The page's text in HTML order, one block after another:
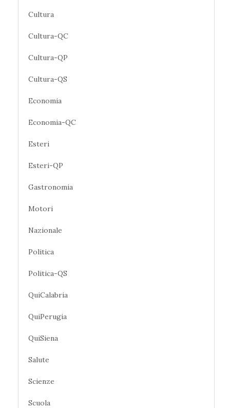
Cultura
Cultura-QC
Cultura-QP
Cultura-QS
Economia
Economia-QC
Esteri
Esteri-QP
Gastronomia
Motori
Nazionale
Politica
Politica-QS
QuiCalabria
QuiPerugia
QuiSiena
Salute
Scienze
Scuola